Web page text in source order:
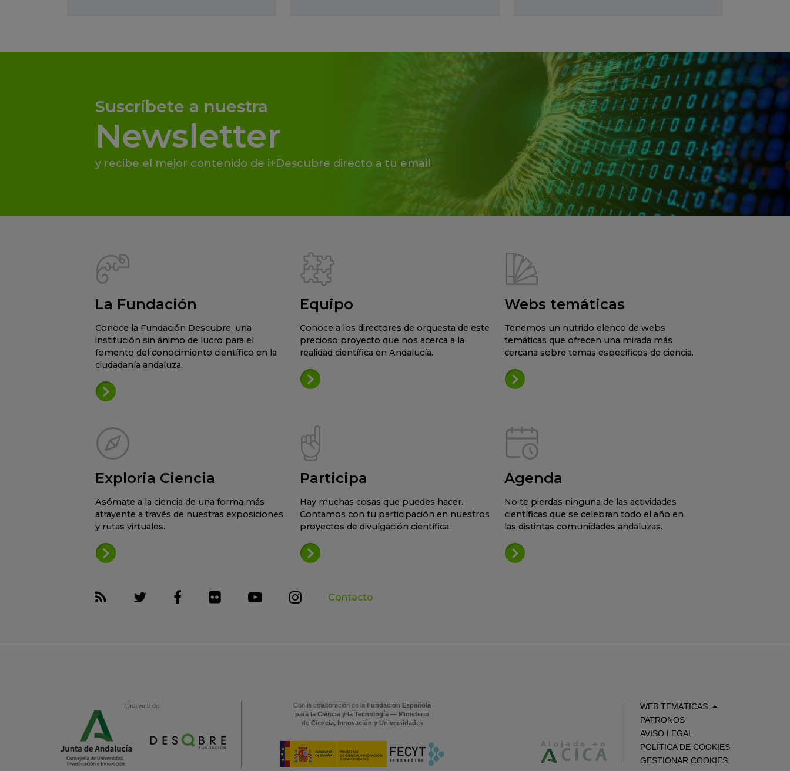
Suscríbete a nuestra
Newsletter
y recibe el mejor contenido de i+Descubre directo a tu email
La Fundación
Conoce la Fundación Descubre, una
institución sin ánimo de lucro para el
fomento del conocimiento científico en la
ciudadanía andaluza.
Equipo
Conoce a los directores de orquesta de este
precioso proyecto que nos acerca a la
realidad científica en Andalucía.
Webs temáticas
Tenemos un nutrido elenco de webs
temáticas que ofrecen una mirada más
cercana sobre temas específicos de ciencia.
Exploria Ciencia
Asómate a la ciencia de una forma más
atrayente a través de nuestras exposiciones
y rutas virtuales.
Participa
Hay muchas cosas que puedes hacer.
Contamos con tu participación en nuestros
proyectos de divulgación científica.
Agenda
No te pierdas ninguna de las actividades
científicas que se celebran todo el año en
las distintas comunidades andaluzas.
Contacto
Una web de: Con la colaboración de la Fundación Española
para la Ciencia y la Tecnología — Ministerio
de Ciencia, Innovación y Universidades
WEB TEMÁTICAS
PATRONOS
AVISO LEGAL
POLÍTICA DE COOKIES
GESTIONAR COOKIES